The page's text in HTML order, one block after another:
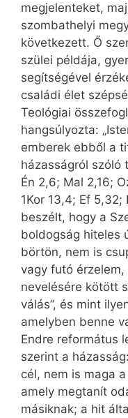
megjelenteket,
szombathelyi
következett. Ő
szülei példája,
segítségével
családi élet
Teológiai
hangsúlyozta:
emberek ebből a
házasságról szóló
Én 2,6; Mal 2,16;
1Kor 13,4; Ef
beszélt, hogy a
boldogság hiteles
börtön, nem is
vagy futó
nevelésére kötött
válás”, és mint
amelyben benne
Endre református
szerint a
cél, nem is maga
amely megtanít
másiknak; a hit